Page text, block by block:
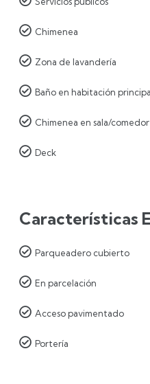
 Chimenea
 Zona de lavandería
 Baño en habitación
 Chimenea en sala/comedor
 Deck
Características
 Parqueadero cubierto
 En parcelación
 Acceso pavimentado
 Portería